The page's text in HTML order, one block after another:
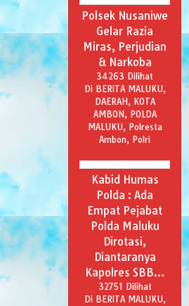
Polsek Nusaniwe
Gelar Razia
Miras, Perjudian
& Narkoba
34263 Dilihat
Di BERITA MALUKU,
DAERAH, KOTA
AMBON, POLDA
MALUKU, Polresta
Ambon, Polri
Kabid Humas
Polda : Ada
Empat Pejabat
Polda Maluku
Dirotasi,
Diantaranya
Kapolres SBB…
32751 Dilihat
Di BERITA MALUKU,